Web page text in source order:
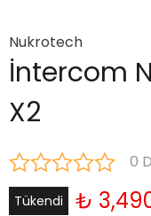
Nukrotech
İntercom
X2
0
Tükendi ₺